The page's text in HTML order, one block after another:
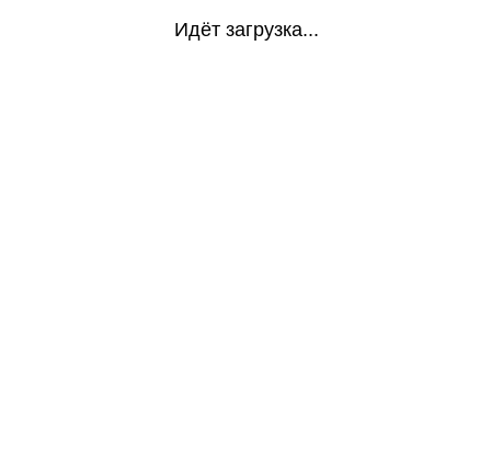
Идёт загрузка...